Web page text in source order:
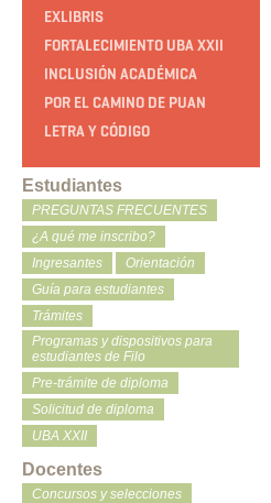
EXLIBRIS
FORTALECIMIENTO UBA XXII
INCLUSIÓN ACADÉMICA
POR EL CAMINO DE PUAN
LETRA Y CÓDIGO
Estudiantes
PREGUNTAS FRECUENTES
¿A qué me inscribo?
Ingresantes
Orientación
Guía para estudiantes
Trámites
Programas y dispositivos para
estudiantes de Filo
Pre-trámite de diploma
Solicitud de diploma
UBA XXII
Docentes
Concursos y selecciones